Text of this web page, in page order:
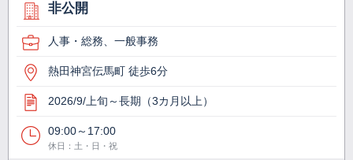
非公開
人事・総務、一般事務
熱田神宮伝馬町 徒歩6分
2026/9/上旬～長期（3カ月以上）
09:00～17:00
休日：土・日・祝